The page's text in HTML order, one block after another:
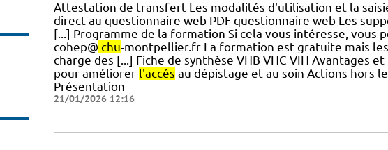
Attestation de transfert Les modalités d'utilisation et la
direct au questionnaire web PDF questionnaire web Les
[...] Programme de la formation Si cela vous intéresse, vous
cohep@ chu-montpellier.fr La formation est gratuite mais
charge des [...] Fiche de synthèse VHB VHC VIH Avantages
pour améliorer l'accés au dépistage et au soin Actions hors
Présentation
21/01/2026 12:16